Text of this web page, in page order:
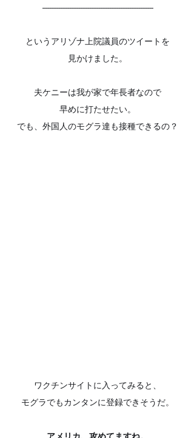
-------------------------------------------------------------
というアリゾナ上院議員のツイートを
見かけました。
夫ケニーは我が家で年長者なので
早めに打たせたい。
でも、外国人のモグラ達も接種できるの？
ワクチンサイトに入ってみると、
モグラでもカンタンに登録できそうだ。
アメリカ、攻めてますね。